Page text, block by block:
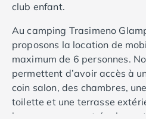
Camping Concarneau
Camping Fouesnant
Camping Plouescat
Camping Quimper
Camping Roscoff
Camping Ille-et-Vilaine
Camping Cancale
club enfant.
Au camping Trasimeno
proposons la location de
maximum de 6 personnes.
permettent d’avoir accès à
coin salon, des chambres,
toilette et une terrasse
home vous permet